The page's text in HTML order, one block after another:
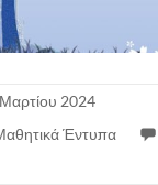
2024
Έντυπα